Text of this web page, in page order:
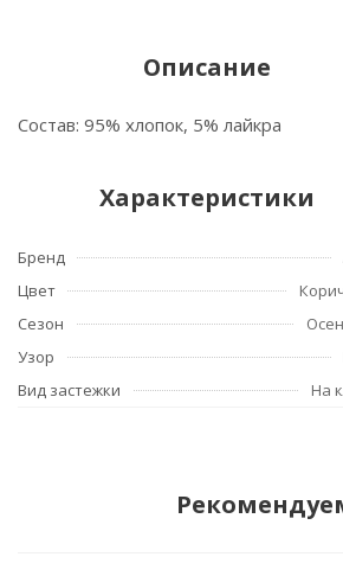
Описание
Состав: 95% хлопок, 5% лайкра
Характеристики
Бренд
Цвет
Сезон
Узор
Вид застежки
На